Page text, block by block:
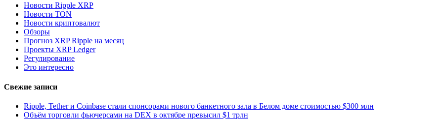
Новости Ripple XRP
Новости TON
Новости криптовалют
Обзоры
Прогноз XRP Ripple на месяц
Проекты XRP Ledger
Регулирование
Это интересно
Свежие записи
Ripple, Tether и Coinbase стали спонсорами нового банкетного зала в Белом доме стоимостью $300 млн
Объём торговли фьючерсами на DEX в октябре превысил $1 трлн